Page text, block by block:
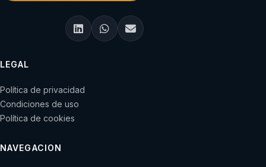
LEGAL
Política de privacidad
Condiciones de uso
Política de cookies
NAVEGACION